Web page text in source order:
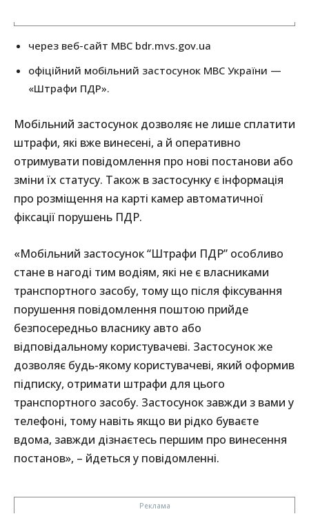
через веб-сайт МВС bdr.mvs.gov.ua
офіційний мобільний застосунок МВС України —
«Штрафи ПДР».
Мобільний застосунок дозволяє не лише сплатити
штрафи, які вже винесені, а й оперативно
отримувати повідомлення про нові постанови або
зміни їх статусу. Також в застосунку є інформація
про розміщення на карті камер автоматичної
фіксації порушень ПДР.
«Мобільний застосунок “Штрафи ПДР” особливо
стане в нагоді тим водіям, які не є власниками
транспортного засобу, тому що після фіксування
порушення повідомлення поштою прийде
безпосередньо власнику авто або
відповідальному користувачеві. Застосунок же
дозволяє будь-якому користувачеві, який оформив
підписку, отримати штрафи для цього
транспортного засобу. Застосунок завжди з вами у
телефоні, тому навіть якщо ви рідко буваєте
вдома, завжди дізнаєтесь першим про винесення
постанов», – йдеться у повідомленні.